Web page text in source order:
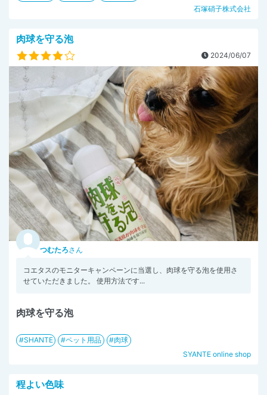
石塚硝子株式会社
肉球を守る泡
2024/06/07
つむたろさん
コエタスのモニターキャンペーンに当選し、肉球を守る泡を使用さ
せていただきました。 使用方法です...
肉球を守る泡
SHANTE ペット用品
肉球
SYANTE online shop
程よい色味